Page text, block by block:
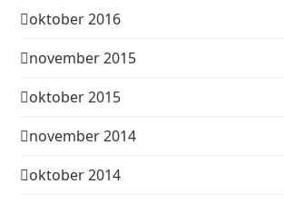
oktober 2016
november 2015
oktober 2015
november 2014
oktober 2014